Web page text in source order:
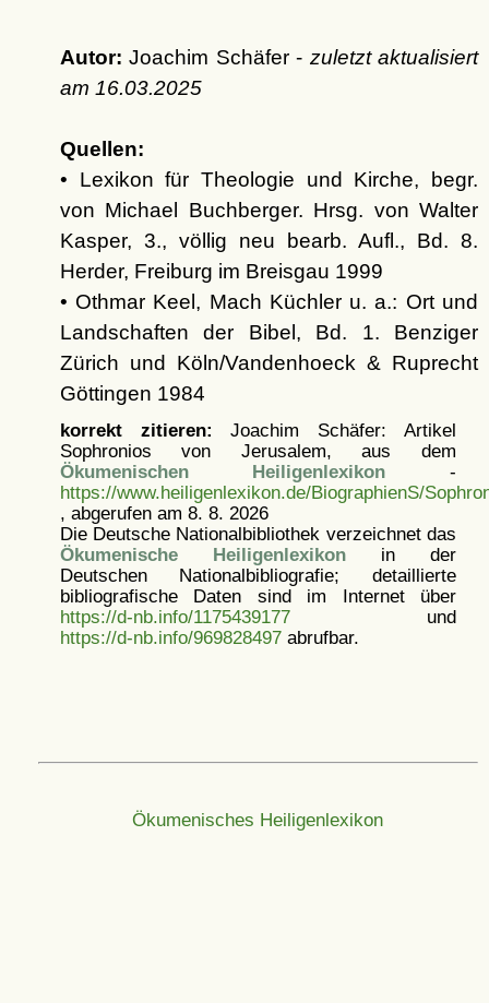
Autor: Joachim Schäfer - zuletzt aktualisiert
am 16.03.2025
Quellen:
• Lexikon für Theologie und Kirche, begr.
von Michael Buchberger. Hrsg. von Walter
Kasper, 3., völlig neu bearb. Aufl., Bd. 8.
Herder, Freiburg im Breisgau 1999
• Othmar Keel, Mach Küchler u. a.: Ort und
Landschaften der Bibel, Bd. 1. Benziger
Zürich und Köln/Vandenhoeck & Ruprecht
Göttingen 1984
korrekt zitieren: Joachim Schäfer: Artikel
Sophronios von Jerusalem, aus dem
Ökumenischen Heiligenlexikon -
https://www.heiligenlexikon.de/BiographienS/
, abgerufen am 8. 8. 2026
Die Deutsche Nationalbibliothek verzeichnet das
Ökumenische Heiligenlexikonin der
Deutschen Nationalbibliografie; detaillierte
bibliografische Daten sind im Internet über
https://d-nb.info/1175439177und
https://d-nb.info/969828497abrufbar.
Ökumenisches Heiligenlexikon